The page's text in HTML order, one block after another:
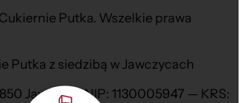
Putka. Wszelkie prawa
Putka z siedzibą w Jawczycach
Jawczyce NIP: 1130005947 — KRS: